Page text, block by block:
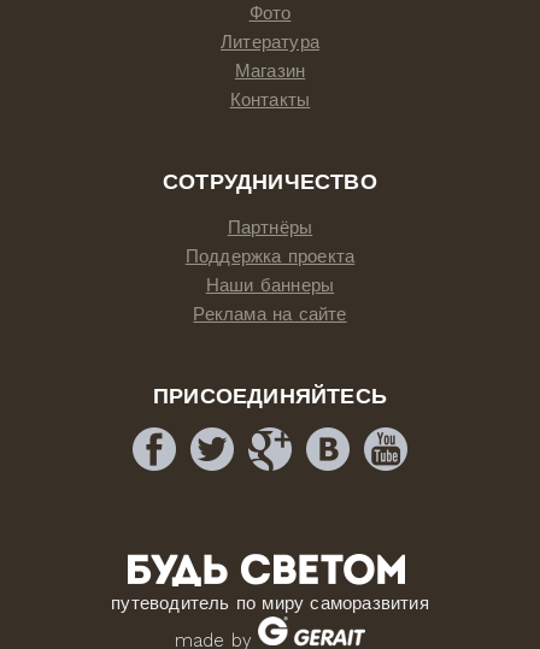
Фото
Литература
Магазин
Контакты
СОТРУДНИЧЕСТВО
Партнёры
Поддержка проекта
Наши баннеры
Реклама на сайте
ПРИСОЕДИНЯЙТЕСЬ
путеводитель по миру саморазвития
made by